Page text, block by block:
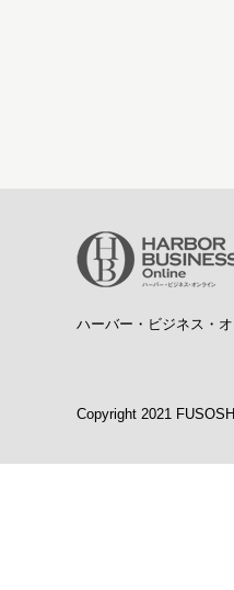
ハーバー・ビジネス・
Copyright 2021